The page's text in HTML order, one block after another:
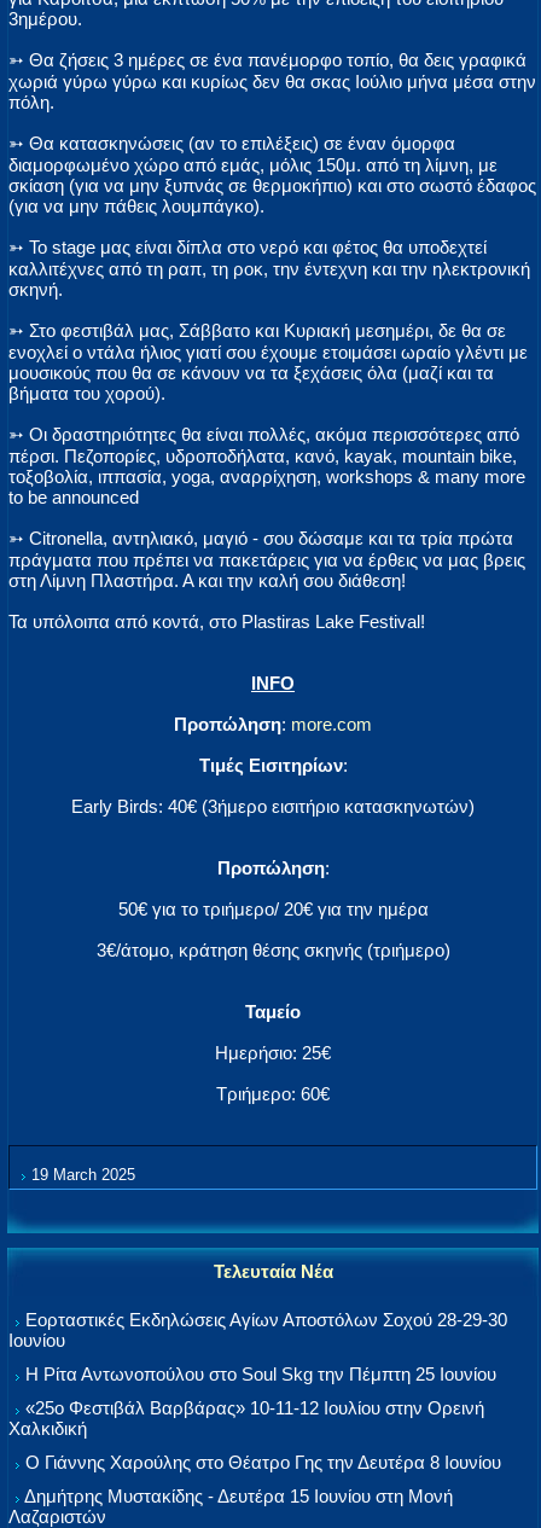
3ημέρου.
➳ Θα ζήσεις 3 ημέρες σε ένα πανέμορφο τοπίο, θα δεις γραφικά
χωριά γύρω γύρω και κυρίως δεν θα σκας Ιούλιο μήνα μέσα στην
πόλη.
➳ Θα κατασκηνώσεις (αν το επιλέξεις) σε έναν όμορφα
διαμορφωμένο χώρο από εμάς, μόλις 150μ. από τη λίμνη, με
σκίαση (για να μην ξυπνάς σε θερμοκήπιο) και στο σωστό έδαφος
(για να μην πάθεις λουμπάγκο).
➳ Το stage μας είναι δίπλα στο νερό και φέτος θα υποδεχτεί
καλλιτέχνες από τη ραπ, τη ροκ, την έντεχνη και την ηλεκτρονική
σκηνή.
➳ Στο φεστιβάλ μας, Σάββατο και Κυριακή μεσημέρι, δε θα σε
ενοχλεί ο ντάλα ήλιος γιατί σου έχουμε ετοιμάσει ωραίο γλέντι με
μουσικούς που θα σε κάνουν να τα ξεχάσεις όλα (μαζί και τα
βήματα του χορού).
➳ Οι δραστηριότητες θα είναι πολλές, ακόμα περισσότερες από
πέρσι. Πεζοπορίες, υδροποδήλατα, κανό, kayak, mountain bike,
τοξοβολία, ιππασία, yoga, αναρρίχηση, workshops & many more
to be announced
➳ Citronella, αντηλιακό, μαγιό - σου δώσαμε και τα τρία πρώτα
πράγματα που πρέπει να πακετάρεις για να έρθεις να μας βρεις
στη Λίμνη Πλαστήρα. Α και την καλή σου διάθεση!
Τα υπόλοιπα από κοντά, στο Plastiras Lake Festival!
INFO
Προπώληση: more.com
Τιμές Εισιτηρίων:
Early Birds: 40€ (3ήμερο εισιτήριο κατασκηνωτών)
Προπώληση:
50€ για το τριήμερο/ 20€ για την ημέρα
3€/άτομο, κράτηση θέσης σκηνής (τριήμερο)
Ταμείο
Ημερήσιο: 25€
Τριήμερο: 60€
19 March 2025
Τελευταία Νέα
Εορταστικές Εκδηλώσεις Αγίων Αποστόλων Σοχού 28-29-30
Ιουνίου
Η Ρίτα Αντωνοπούλου στο Soul Skg την Πέμπτη 25 Ιουνίου
«25ο Φεστιβάλ Βαρβάρας» 10-11-12 Ιουλίου στην Ορεινή
Χαλκιδική
Ο Γιάννης Χαρούλης στο Θέατρο Γης την Δευτέρα 8 Ιουνίου
Δημήτρης Μυστακίδης - Δευτέρα 15 Ιουνίου στη Μονή
Λαζαριστών